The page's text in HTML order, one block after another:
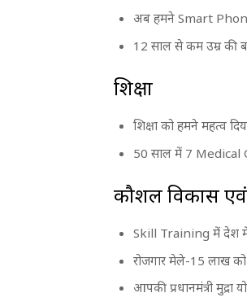
अब हमने Smart
12 साल से कम उम्र की
शिक्षा
शिक्षा को हमने महत्व
50 साल में 7 Medical
कौशल विकास एवं
Skill Training में देश
रोजगार मेले-15 लाख को
आपकी प्रधानमंत्री